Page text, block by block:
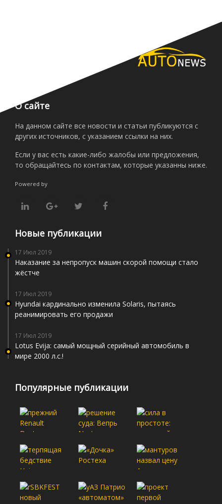
О сайте
На данном сайте все новости и статьи публикуются с
других источников, с указанием ссылки на них.
Если у вас есть какие-либо жалобы или предложения,
то обращайтесь по контактам, которые указанны ниже.
Powered by
Новые публикации
17 Июл 2019
Наказание за непропуск машин скорой помощи стало
жёстче
17 Июл 2019
Hyundai кардинально изменила Solaris, пытаясь
реанимировать его продажи
17 Июл 2019
Lotus Evija: самый мощный серийный автомобиль в
мире 2000 л.с.!
Популярные публикации